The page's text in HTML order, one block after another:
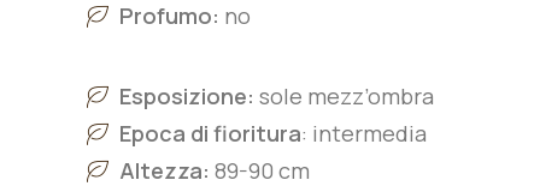
Profumo: no
Esposizione: sole mezz’ombra
Epoca di fioritura: intermedia
Altezza: 89-90 cm